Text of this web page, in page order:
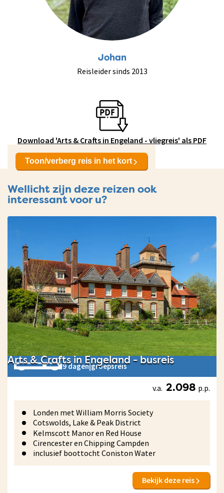
Johan
Reisleider sinds 2013
Download 'Arts & Crafts in Engeland - vliegreis' als PDF
Toon/verberg reis in het kort
Wellicht zijn deze reizen ook
interessant voor u?
Arts & Crafts in Engeland - busreis
9 dagen|groepsreis
v.a. 2.098 p.p.
Londen met William Morris Society
Cotswolds, Lake & Peak District
Kelmscott Manor en Red House
Cirencester en Chipping Campden
inclusief boottocht Coniston Water
Bekijk deze reis